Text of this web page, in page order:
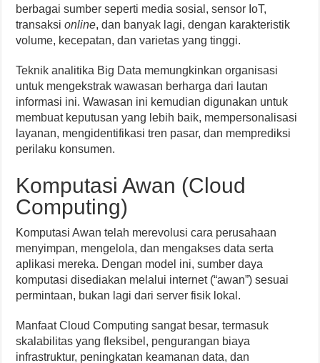
berbagai sumber seperti media sosial, sensor IoT,
transaksionline, dan banyak lagi, dengan karakteristik
volume, kecepatan, dan varietas yang tinggi.
Teknik analitika Big Data memungkinkan organisasi
untuk mengekstrak wawasan berharga dari lautan
informasi ini. Wawasan ini kemudian digunakan untuk
membuat keputusan yang lebih baik, mempersonalisasi
layanan, mengidentifikasi tren pasar, dan memprediksi
perilaku konsumen.
Komputasi Awan (Cloud
Computing)
Komputasi Awan telah merevolusi cara perusahaan
menyimpan, mengelola, dan mengakses data serta
aplikasi mereka. Dengan model ini, sumber daya
komputasi disediakan melalui internet (“awan”) sesuai
permintaan, bukan lagi dari server fisik lokal.
Manfaat Cloud Computing sangat besar, termasuk
skalabilitas yang fleksibel, pengurangan biaya
infrastruktur, peningkatan keamanan data, dan